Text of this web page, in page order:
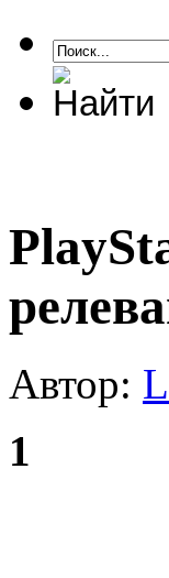
Автор:
1